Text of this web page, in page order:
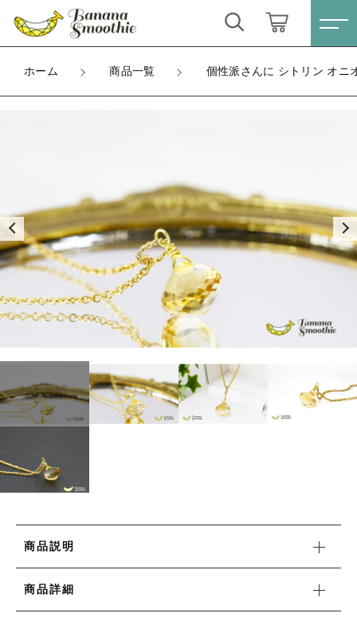
ホーム 商品一覧 個性派さんに シトリン オニ
商品説明
商品詳細
カートに商品を追加しました
個性派さんに シトリン オニオン ブリオレットカ
ネックレスチェーン長さ
数量
（税込）
ショッピングを続ける
カートを確認する
ログイン / 会員登録
すべての商品
ピアス
ネックレス
イヤリング
HAPPY BAG
-Color Type-
誕生石
新着商品
セール
ネックレス
イヤリング
ブレスレット
リング
HAPPY BAG
-Stone Type-
キーワード検索
子カテゴリ
価格帯
～
その他
在庫あり セール
並び順